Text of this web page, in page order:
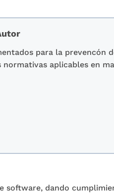
para la prevencón
aplicables en
software, dando